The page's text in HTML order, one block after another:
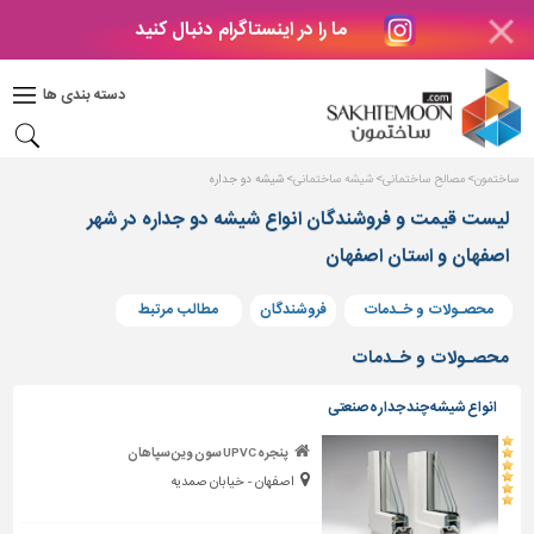
ما را در اینستاگرام دنبال کنید
دسته بندی ها
دکوراسیون
بتن
های
بتنی
درب
پنجره
مصالح
پله،
نرده
حفاظ
ساختمون مصالح ساختمانی شیشه ساختمانی شیشه دو جداره
لیست قیمت و فروشندگان انواع شیشه دو جداره در شهر
اصفهان و استان اصفهان
محصـولات و خـدمات فروشندگان مطالب مرتبط
محصـولات و خـدمات
انواع شیشه چند جداره صنعتی
پنجره UPVC سون وین سپاهان
اصفهان - خیابان صمدیه